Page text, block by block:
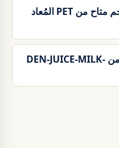
هل بريفورم عصير وحليب ١٥ جم متاح من PET المُعاد
هل يمكنني الحصول على عينة من DEN-JUICE-MILK-